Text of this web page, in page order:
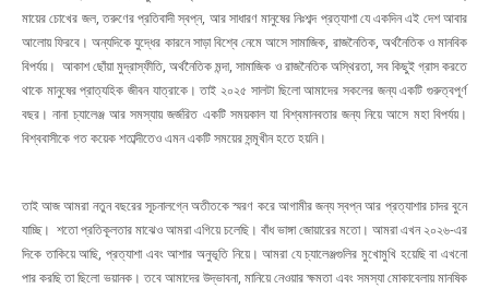
মায়ের চোখের জল, তরুণের প্রতিবাদী স্বপ্ন, আর সাধারণ মানুষের নিঃশব্দ প্রত্যাশা যে একদিন এই দেশ আবার
আলোয় ফিরবে। অন্যদিকে যুদ্ধের কারনে সাড়া বিশ্বে নেমে আসে সামাজিক, রাজনৈতিক, অর্থনৈতিক ও মানবিক
বিপর্যয়। আকাশ ছোঁয়া মুদ্রাস্ফীতি, অর্থনৈতিক মন্দা, সামাজিক ও রাজনৈতিক অস্থিরতা, সব কিছুই গ্রাস করতে
থাকে মানুষের প্রাত্যহিক জীবন যাত্রাকে। তাই ২০২৫ সালটা ছিলো আমাদের সকলের জন্য একটি গুরুত্বপূর্ণ
বছর। নানা চ্যালেঞ্জ আর সমস্যায় জর্জরিত একটি সময়কাল যা বিশ্বমানবতার জন্য নিয়ে আসে মহা বিপর্যয়।
বিশ্ববাসীকে গত কয়েক শতাব্দীতেও এমন একটি সময়ের সন্মূখীন হতে হয়নি।
তাই আজ আমরা নতুন বছরের সূচনালগ্নে অতীতকে স্মরণ করে আগামীর জন্য স্বপ্ন আর প্রত্যাশার চাদর বুনে
যাচ্ছি। শতো প্রতিকূলতার মাঝেও আমরা এগিয়ে চলেছি। বাঁধ ভাঙ্গা জোয়ারের মতো। আমরা এখন ২০২৬-এর
দিকে তাকিয়ে আছি, প্রত্যাশা এবং আশার অনুভূতি নিয়ে। আমরা যে চ্যালেঞ্জগুলির মুখোমুখি হয়েছি বা এখনো
পার করছি তা ছিলো ভয়ানক। তবে আমাদের উদ্ভাবনা, মানিয়ে নেওয়ার ক্ষমতা এবং সমস্যা মোকাবেলায় মানষিক